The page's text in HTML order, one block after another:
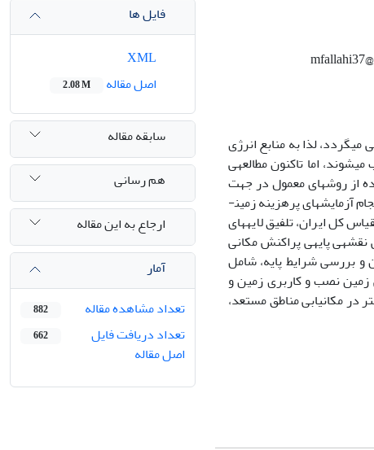
می­گردد، لذا به منابع انرژی
اما تاکنون مطالعه­ی
از روش­های معمول در جهت
کسب اطلاعات دقیق از شرایط محلی زمین برای نصب، نیازمند تجهیزات آزمایشگاهی و انجام آزمایش­های پرهزینه زمین­
کل ایران، تلفیق لایه­های
نقشه­ی پایه­ی پراکنش مکانی
بررسی شرایط پایه، شامل
نصب و کاربری زمین و
در مکان­یابی مناطق مستعد،
فایل ها
اصل مقاله
2.08 M
سابقه مقاله
هم رسانی
ارجاع به این مقاله
آمار
تعداد مشاهده مقاله
882
تعداد دریافت فایل
اصل مقاله
662